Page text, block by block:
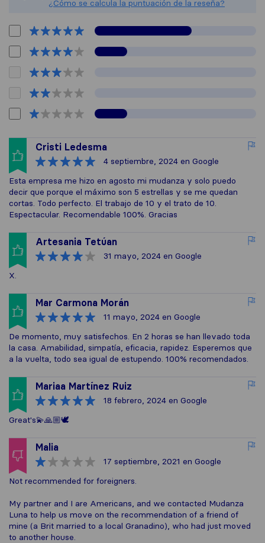
¿Cómo se calcula la puntuación de la reseña?
Cristi Ledesma
4 septiembre, 2024 en Google
Esta empresa me hizo en agosto mi mudanza y solo puedo
decir que porque el máximo son 5 estrellas y se me quedan
cortas. Todo perfecto. El trabajo de 10 y el trato de 10.
Espectacular. Recomendable 100%. Gracias
Artesania Tetúan
31 mayo, 2024 en Google
X.
Mar Carmona Morán
11 mayo, 2024 en Google
De momento, muy satisfechos. En 2 horas se han llevado toda
la casa. Amabilidad, simpatía, eficacia, rapidez. Esperemos que
a la vuelta, todo sea igual de estupendo. 100% recomendados.
Mariaa Martínez Ruiz
18 febrero, 2024 en Google
Great's💫🙏🏼🕊️
Malia
17 septiembre, 2021 en Google
Not recommended for foreigners.
My partner and I are Americans, and we contacted Mudanza
Luna to help us move on the recommendation of a friend of
mine (a Brit married to a local Granadino), who had just moved
to another house.